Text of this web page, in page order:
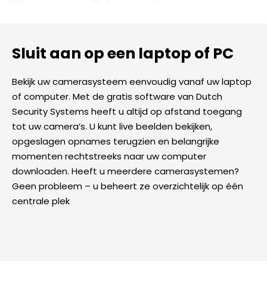
Sluit aan op een laptop of PC
Bekijk uw camerasysteem eenvoudig vanaf uw laptop
of computer. Met de gratis software van Dutch
Security Systems heeft u altijd op afstand toegang
tot uw camera’s. U kunt live beelden bekijken,
opgeslagen opnames terugzien en belangrijke
momenten rechtstreeks naar uw computer
downloaden. Heeft u meerdere camerasystemen?
Geen probleem – u beheert ze overzichtelijk op één
centrale plek